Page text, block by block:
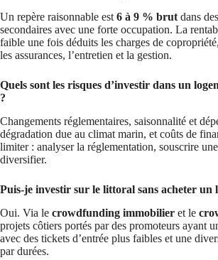
Un repère raisonnable est 6 à 9 % brut dans
secondaires avec une forte occupation. La
faible une fois déduits les charges de
les assurances, l’entretien et la gestion.
Quels sont les risques d’investir dans un
?
Changements réglementaires, saisonnalité et
dégradation due au climat marin, et coûts de
limiter : analyser la réglementation, souscrire
diversifier.
Puis-je investir sur le littoral sans acheter un
Oui. Via le crowdfunding immobilier et le
projets côtiers portés par des promoteurs ayant
avec des tickets d’entrée plus faibles et une
par durées.